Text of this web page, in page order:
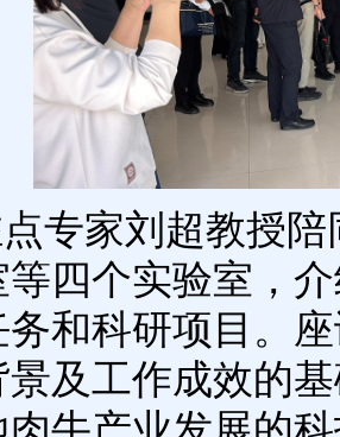
专家刘超教授
等四个实验室，
务和科研项目。
景及工作成效的